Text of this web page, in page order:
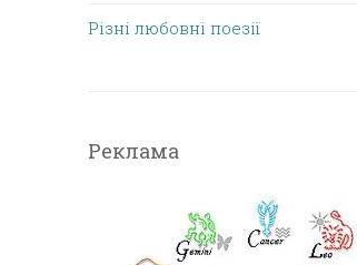
Різні любовні поезії
Реклама